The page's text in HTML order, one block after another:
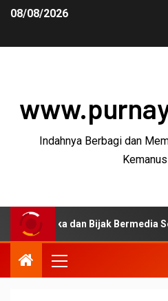
08/08/2026
Indahnya Berbagi dan
dan Bijak Bermedia Sosial